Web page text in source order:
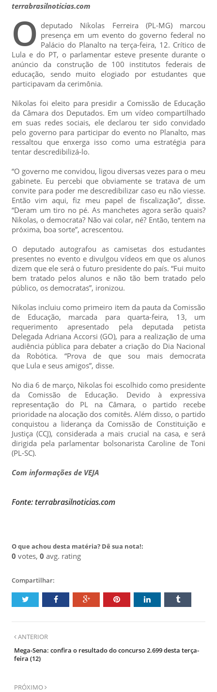
terrabrasilnoticias.com
O deputado Nikolas Ferreira (PL-MG) marcou
presença em um evento do governo federal no
Palácio do Planalto na terça-feira, 12. Crítico de
Lula e do PT, o parlamentar esteve presente durante o
anúncio da construção de 100 institutos federais de
educação, sendo muito elogiado por estudantes que
participavam da cerimônia.
Nikolas foi eleito para presidir a Comissão de Educação
da Câmara dos Deputados. Em um vídeo compartilhado
em suas redes sociais, ele declarou ter sido convidado
pelo governo para participar do evento no Planalto, mas
ressaltou que enxerga isso como uma estratégia para
tentar descredibilizá-lo.
“O governo me convidou, ligou diversas vezes para o meu
gabinete. Eu percebi que obviamente se tratava de um
convite para poder me descredibilizar caso eu não viesse.
Então vim aqui, fiz meu papel de fiscalização”, disse.
“Deram um tiro no pé. As manchetes agora serão quais?
Nikolas, o democrata? Não vai colar, né? Então, tentem na
próxima, boa sorte”, acrescentou.
O deputado autografou as camisetas dos estudantes
presentes no evento e divulgou vídeos em que os alunos
dizem que ele será o futuro presidente do país. “Fui muito
bem tratado pelos alunos e não tão bem tratado pelo
público, os democratas”, ironizou.
Nikolas incluiu como primeiro item da pauta da Comissão
de Educação, marcada para quarta-feira, 13, um
requerimento apresentado pela deputada petista
Delegada Adriana Accorsi (GO), para a realização de uma
audiência pública para debater a criação do Dia Nacional
da Robótica. “Prova de que sou mais democrata
que Lula e seus amigos”, disse.
No dia 6 de março, Nikolas foi escolhido como presidente
da Comissão de Educação. Devido à expressiva
representação do PL na Câmara, o partido recebe
prioridade na alocação dos comitês. Além disso, o partido
conquistou a liderança da Comissão de Constituição e
Justiça (CCJ), considerada a mais crucial na casa, e será
dirigida pela parlamentar bolsonarista Caroline de Toni
(PL-SC).
Com informações de VEJA
Fonte: terrabrasilnoticias.com
O que achou desta matéria? Dê sua nota!:
0 votes, 0 avg. rating
Compartilhar:
ANTERIOR
Mega-Sena: confira o resultado do concurso 2.699 desta terça-
feira (12)
PRÓXIMO